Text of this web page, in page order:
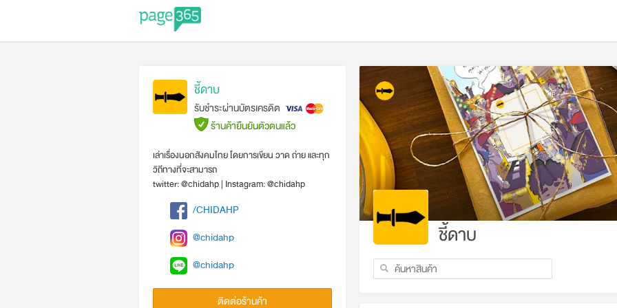
ชี้ดาบ
รับชำระผ่านบัตรเครดิต
ร้านค้ายืนยันตัวตนแล้ว
เล่าเรื่องนอกสังคมไทย โดยการเขียน วาด ถ่าย และทุก
วิถีทางที่จะสามารถ
twitter: @chidahp | Instagram: @chidahp
/CHIDAHP
@chidahp
@chidahp
ติดต่อร้านค้า
ชี้ดาบ